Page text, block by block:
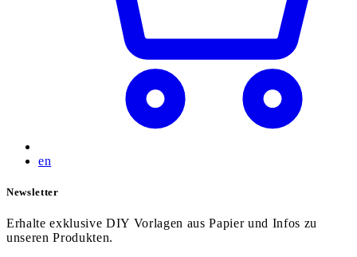
en
Newsletter
Erhalte exklusive DIY Vorlagen aus Papier und Infos zu
unseren Produkten.